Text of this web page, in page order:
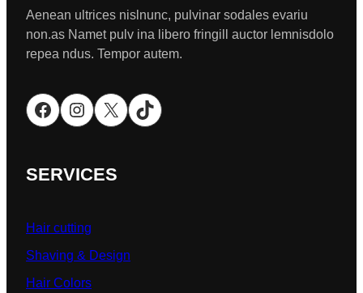
Aenean ultrices nislnunc, pulvinar sodales evariu
non.as Namet pulv ina libero fringill auctor lemnisdolo
repea ndus. Tempor autem.
Facebook Instagram X TikTok
SERVICES
Hair cutting
Shaving & Design
Hair Colors